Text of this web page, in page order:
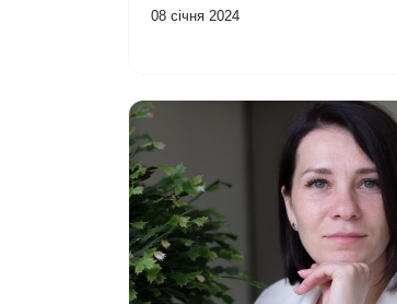
08 січня 2024